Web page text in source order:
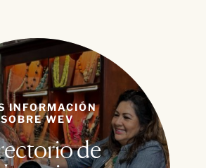
INFORMACIÓN
SOBRE WEV
de